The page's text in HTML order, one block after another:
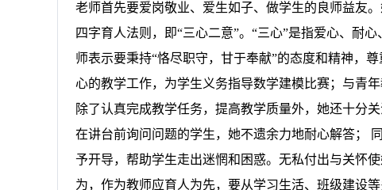
老师首先要爱岗敬业、爱生如子、做学生的良师益友
四字育人法则，即“三心二意”。“三心”是指爱心、耐
师表示要秉持“恪尽职守，甘于奉献”的态度和精神，
心的教学工作，为学生义务指导数学建模比赛；与青
除了认真完成教学任务，提高教学质量外，她还十分
在讲台前询问问题的学生，她不遗余力地耐心解答；
予开导，帮助学生走出迷惘和困惑。无私付出与关怀
为，作为教师应育人为先，要从学习生活、班级建设